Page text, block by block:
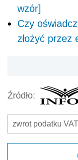
wzór]
Czy
złożyć przez
Źródło:
zwrot podatku VAT